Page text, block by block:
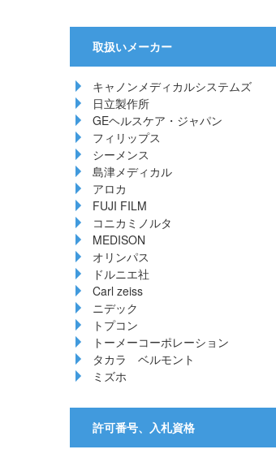
取扱いメーカー
キャノンメディカルシステムズ
日立製作所
GEヘルスケア・ジャパン
フィリップス
シーメンス
島津メディカル
アロカ
FUJI FILM
コニカミノルタ
MEDISON
オリンパス
ドルニエ社
Carl zeiss
ニデック
トプコン
トーメーコーポレーション
タカラ ベルモント
ミズホ
許可番号、入札資格